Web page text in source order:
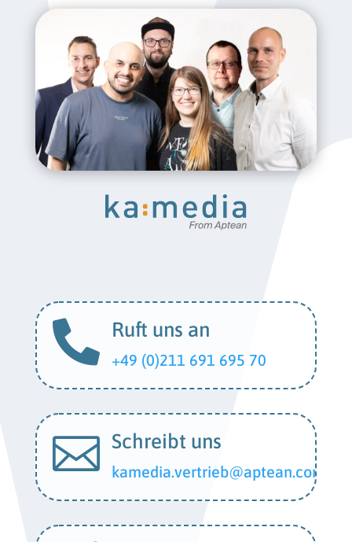
 Ruft uns an
+49 (0)211 691 695 70
 Schreibt uns
kamedia.vertrieb@aptean.com